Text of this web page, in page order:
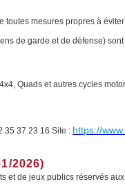
mesures propres à
de garde et de défense)
Quads et autres cycles
35 37 23 16 Site : https://
2026)
de jeux publics réservés